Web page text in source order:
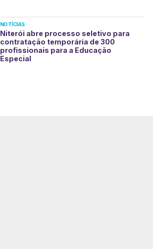
NOTÍCIAS
Niterói abre processo seletivo para
contratação temporária de 300
profissionais para a Educação
Especial